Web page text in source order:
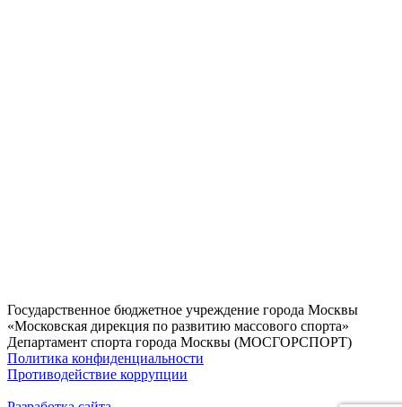
Государственное бюджетное учреждение города Москвы
«Московская дирекция по развитию массового спорта»
Департамент спорта города Москвы (МОСГОРСПОРТ)
Политика конфиденциальности
Противодействие коррупции